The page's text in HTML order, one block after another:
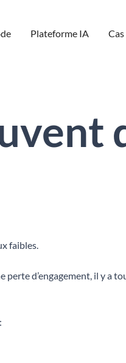
Plateforme IA
faibles.
d’engagement, il y a